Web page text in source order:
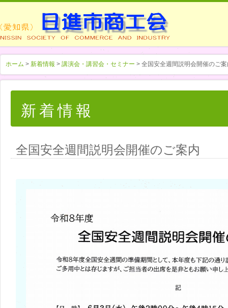
ホーム > 新着情報 > 講演会・講習会・セミナー > 全国安全週間説明会開催のご
新着情報
全国安全週間説明会開催のご案内